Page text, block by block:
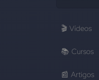
🎬 Vídeos
📚 Cursos
📰 Artigos